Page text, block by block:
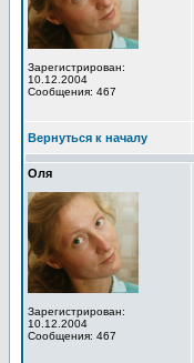
Зарегистрирован:
10.12.2004
Сообщения: 467
Вернуться к началу
Оля
Зарегистрирован:
10.12.2004
Сообщения: 467